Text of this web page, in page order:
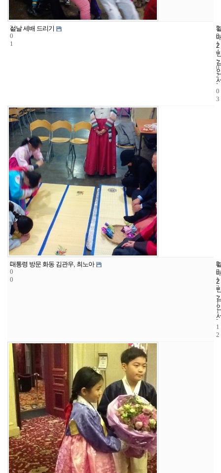
2
0
1
설날 세배 드리기
2
5
8
2
0
1
4
-
0
2
-
0
3
2
0
0
대통령 방문 화동 김관우, 최노아
2
8
7
2
0
1
3
-
1
1
-
1
2